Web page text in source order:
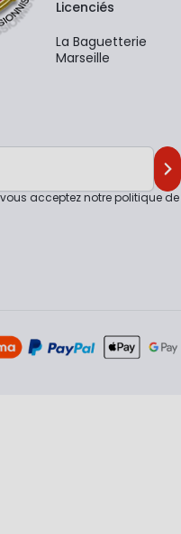
Licenciés
La Baguetterie
Marseille
acceptez notrepolitique de